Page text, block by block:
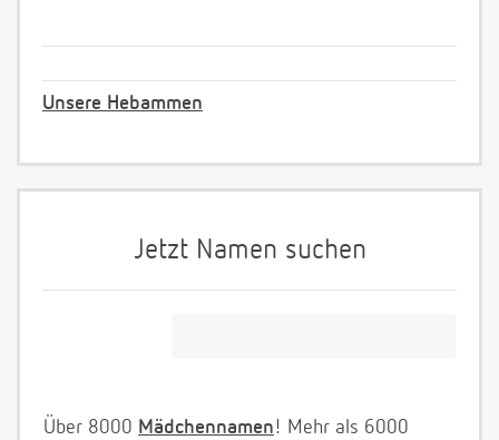
Unsere Hebammen
Jetzt Namen suchen
Über 8000 Mädchennamen! Mehr als 6000